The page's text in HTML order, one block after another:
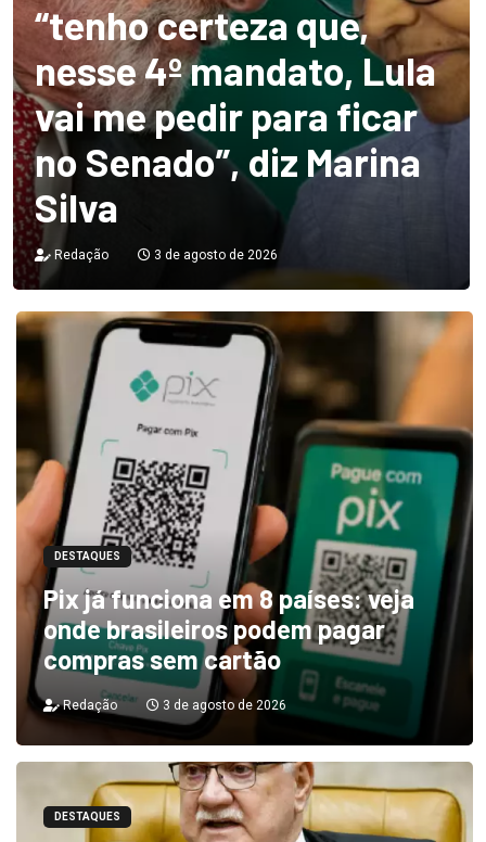
“tenho certeza que,
nesse 4º mandato, Lula
vai me pedir para ficar
no Senado”, diz Marina
Silva
Redação 3 de agosto de 2026
DESTAQUES
Pix já funciona em 8 países: veja
onde brasileiros podem pagar
compras sem cartão
Redação 3 de agosto de 2026
DESTAQUES